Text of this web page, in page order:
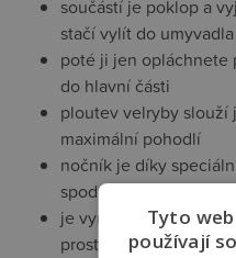
součástí je poklop a
stačí vylít do
poté ji jen opláchnete
do hlavní části
ploutev velryby slouží
maximální pohodlí
nočník je díky
spodní straně stabilní
je vyroben z
prostředí
Tyto
používají